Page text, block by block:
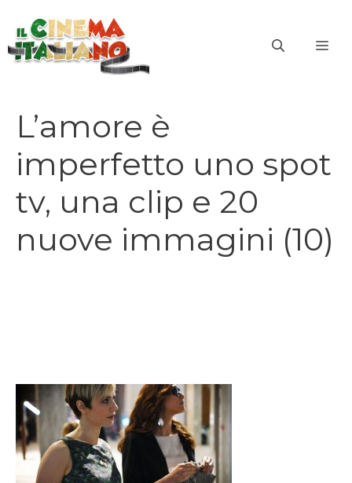
contenuto
L’amore è
imperfetto uno spot
tv, una clip e 20
nuove immagini (10)